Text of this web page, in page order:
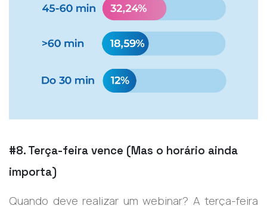
#8. Terça-feira vence (Mas o horário ainda
importa)
Quando deve realizar um webinar? A terça-feira